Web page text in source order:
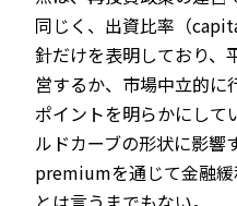
同じく、出資比率（
針だけを表明しており、
営するか、市場中立的に
ポイントを明らかにして
ルドカーブの形状に影
premiumを通じて金融